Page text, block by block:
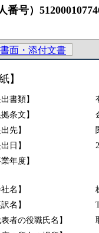
号）
面・添付文書